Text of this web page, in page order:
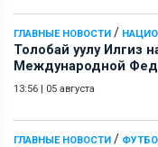
ГЛАВНЫЕ НОВОСТИ /
Толобай уулу Илгиз
Международной
13:56 | 05 августа
ГЛАВНЫЕ НОВОСТИ /